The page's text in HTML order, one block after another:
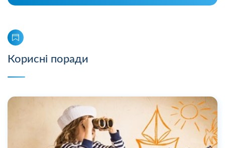
Корисні поради